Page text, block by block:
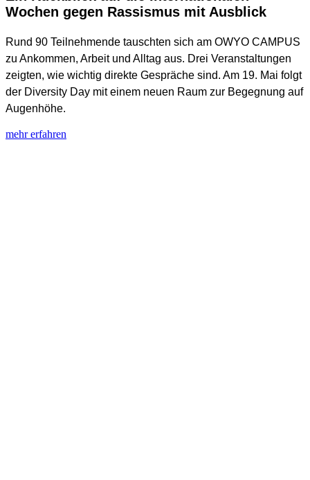
Wochen gegen Rassismus mit Ausblick
Rund 90 Teilnehmende tauschten sich am OWYO CAMPUS
zu Ankommen, Arbeit und Alltag aus. Drei Veranstaltungen
zeigten, wie wichtig direkte Gespräche sind. Am 19. Mai folgt
der Diversity Day mit einem neuen Raum zur Begegnung auf
Augenhöhe.
mehr erfahren